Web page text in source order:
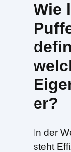
Wie
er?
In der
steht